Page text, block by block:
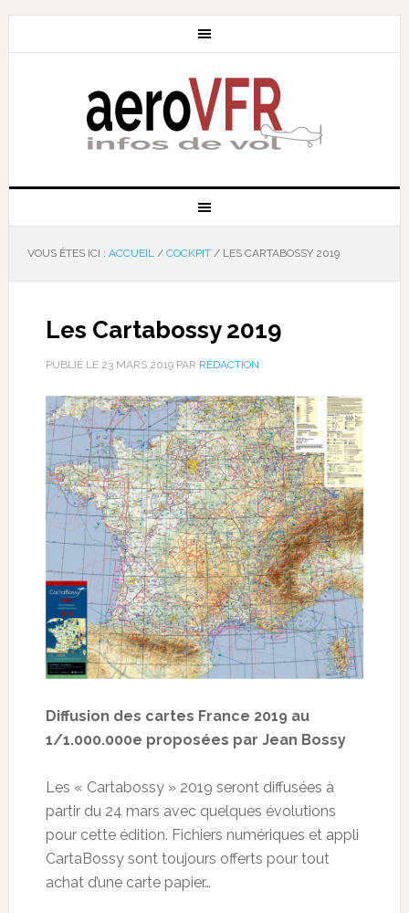
VOUS ÊTES ICI : ACCUEIL / COCKPIT /LES CARTABOSSY 2019
Les Cartabossy 2019
PUBLIÉ LE 23 MARS 2019PAR RÉDACTION
Diffusion des cartes France 2019 au
1/1.000.000e proposées par Jean Bossy
Les « Cartabossy » 2019 seront diffusées à
partir du 24 mars avec quelques évolutions
pour cette édition. Fichiers numériques et appli
CartaBossy sont toujours offerts pour tout
achat d’une carte papier…